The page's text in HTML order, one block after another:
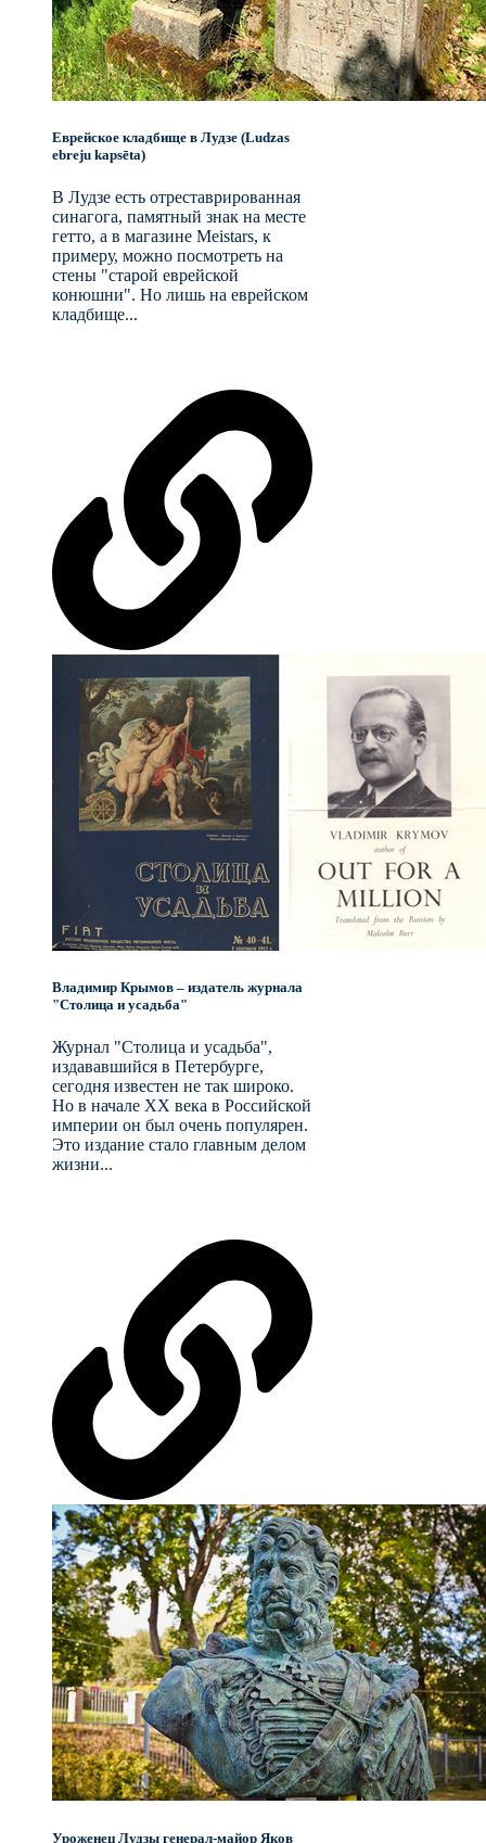
Еврейское кладбище в Лудзе (Ludzas
ebreju kapsēta)
В Лудзе есть отреставрированная
синагога, памятный знак на месте
гетто, а в магазине Meistars, к
примеру, можно посмотреть на
стены "старой еврейской
конюшни". Но лишь на еврейском
кладбище...
Владимир Крымов – издатель журнала
"Столица и усадьба"
Журнал "Столица и усадьба",
издававшийся в Петербурге,
сегодня известен не так широко.
Но в начале XX века в Российской
империи он был очень популярен.
Это издание стало главным делом
жизни...
Уроженец Лудзы генерал-майор Яков